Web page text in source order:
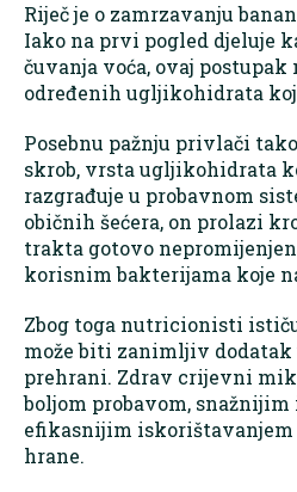
Riječ je o zamrzavanju
Iako na prvi pogled djeluje
čuvanja voća, ovaj
određenih ugljikohidrata
Posebnu pažnju privlači
skrob, vrsta ugljikohidrata
razgrađuje u probavnom
običnih šećera, on prolazi
trakta gotovo
korisnim bakterijama koje
Zbog toga nutricionisti
može biti zanimljiv dodatak
prehrani. Zdrav crijevni
boljom probavom,
efikasnijim
hrane.